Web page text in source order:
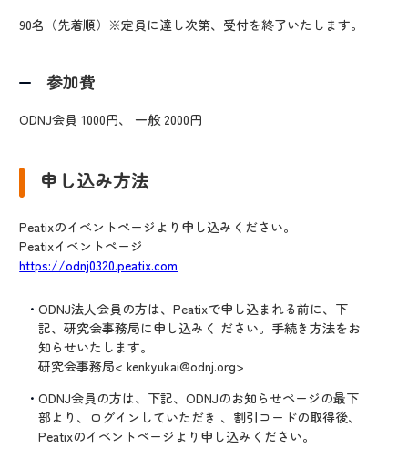
90名（先着順）※定員に達し次第、受付を終了いたします。
参加費
ODNJ会員 1000円、 一般 2000円
申し込み方法
Peatixのイベントページより申し込みください。
Peatixイベントページ
https://odnj0320.peatix.com
ODNJ法人会員の方は、Peatixで申し込まれる前に、下
記、研究会事務局に申し込みく ださい。手続き方法をお
知らせいたします。
研究会事務局< kenkyukai@odnj.org>
ODNJ会員の方は、下記、ODNJのお知らせページの最下
部より、ログインしていただき 、割引コードの取得後、
Peatixのイベントページより申し込みください。